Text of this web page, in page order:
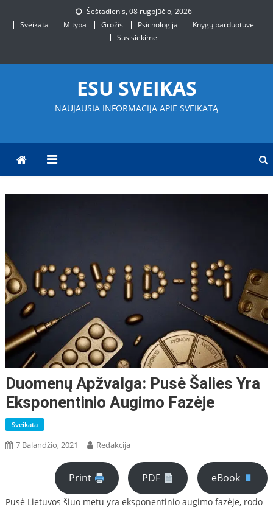
Šeštadienis, 08 rugpjūčio, 2026
Sveikata
Mityba Grožis Psichologija
Knygų parduotuvė
Susisiekime
ESU SVEIKAS
NAUJAUSIA INFORMACIJA APIE SVEIKATĄ
Duomenų Apžvalga: Pusė Šalies Yra
Eksponentinio Augimo Fazėje
Sveikata
7 Balandžio, 2021 Redakcija
Print PDF eBook
Pusė Lietuvos šiuo metu yra eksponentinio augimo fazėje, rodo